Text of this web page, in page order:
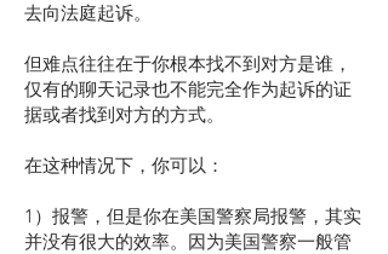
去向法庭起诉。
但难点往往在于你根本找不到对方是谁，
仅有的聊天记录也不能完全作为起诉的证
据或者找到对方的方式。
在这种情况下，你可以：
1）报警，但是你在美国警察局报警，其实
并没有很大的效率。因为美国警察一般管